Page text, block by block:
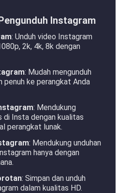
Instagram
: Unduh video Instagram
2k, 4k, 8k dengan
: Mudah mengunduh
ke perangkat Anda
: Mendukung
di Insta dengan kualitas
perangkat lunak.
: Mendukung unduhan
hanya dengan
: Simpan dan unduh
dalam kualitas HD.